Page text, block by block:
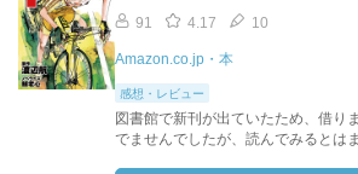
91 4.17 10
Amazon.co.jp・本
感想・レビュー
図書館で新刊が出ていたため、借り
でませんでしたが、読んでみるとは